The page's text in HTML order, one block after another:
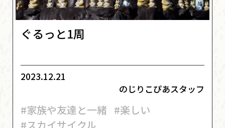
ぐるっと1周
2023.12.21
のじりこぴあスタッフ
#家族や友達と一緒 #楽しい
#スカイサイクル